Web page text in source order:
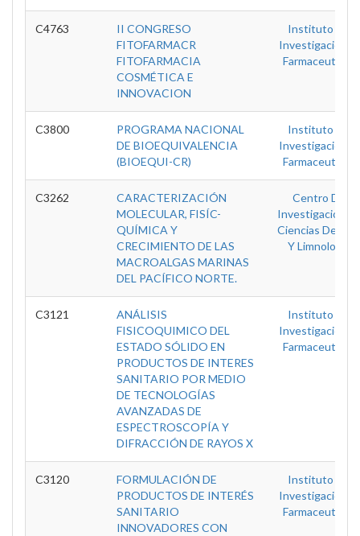
C4763
II CONGRESO
FITOFARMACR
FITOFARMACIA
COSMÉTICA E
INNOVACION
Instituto De
Investigaciones
Farmaceuticas
C3800
PROGRAMA NACIONAL
DE BIOEQUIVALENCIA
(BIOEQUI-CR)
Instituto De
Investigaciones
Farmaceuticas
C3262
CARACTERIZACIÓN
MOLECULAR, FISÍC-
QUÍMICA Y
CRECIMIENTO DE LAS
MACROALGAS MARINAS
DEL PACÍFICO NORTE.
Centro De
Investigación En
Ciencias Del Mar
Y Limnologia
C3121
ANÁLISIS
FISICOQUIMICO DEL
ESTADO SÓLIDO EN
PRODUCTOS DE INTERES
SANITARIO POR MEDIO
DE TECNOLOGÍAS
AVANZADAS DE
ESPECTROSCOPÍA Y
DIFRACCIÓN DE RAYOS X
Instituto De
Investigaciones
Farmaceuticas
C3120
FORMULACIÓN DE
PRODUCTOS DE INTERÉS
SANITARIO
INNOVADORES CON
Instituto De
Investigaciones
Farmaceuticas